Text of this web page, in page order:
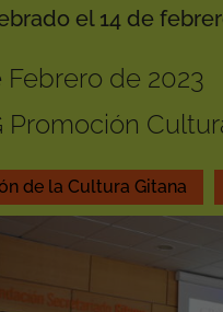
el 14 de
Febrero de 2023
Promoción
de la Cultura Gitana